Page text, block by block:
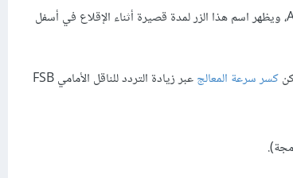
يمكن الدخول إلى إعدادات البيوس بضغط الزر DEL مثلا أو مجموعة من الأزرار منها ALT + CTRL + DEL، ويظهر اسم هذا الزر لمدة قصيرة أثناء الإقلاع في أسفل
كسر سرعة المعالج
عبر زيادة التردد للناقل الأمامي FSB